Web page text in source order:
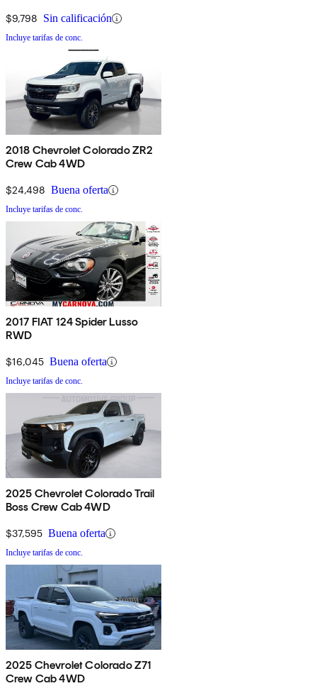
$9,798 Sin calificación
Incluye tarifas de conc.
2018 Chevrolet Colorado ZR2
Crew Cab 4WD
$24,498 Buena oferta
Incluye tarifas de conc.
2017 FIAT 124 Spider Lusso
RWD
$16,045 Buena oferta
Incluye tarifas de conc.
2025 Chevrolet Colorado Trail
Boss Crew Cab 4WD
$37,595 Buena oferta
Incluye tarifas de conc.
2025 Chevrolet Colorado Z71
Crew Cab 4WD